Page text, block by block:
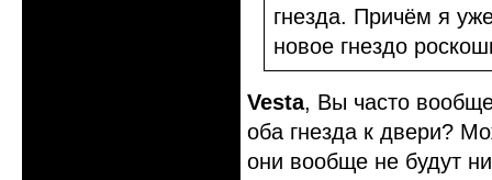
гнезда. Причём я
новое гнездо
Vesta, Вы часто
оба гнезда к двери?
они вообще не будут